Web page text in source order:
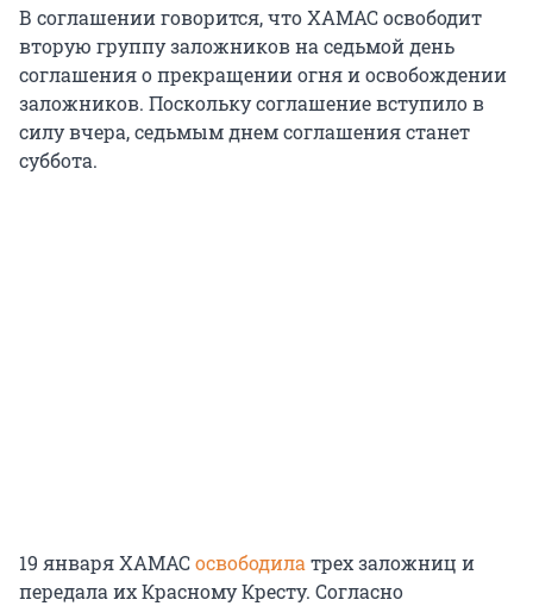
В соглашении говорится, что ХАМАС освободит
вторую группу заложников на седьмой день
соглашения о прекращении огня и освобождении
заложников. Поскольку соглашение вступило в
силу вчера, седьмым днем ​​соглашения станет
суббота.
19 января ХАМАСосвободила трех заложниц и
передала их Красному Кресту. Согласно